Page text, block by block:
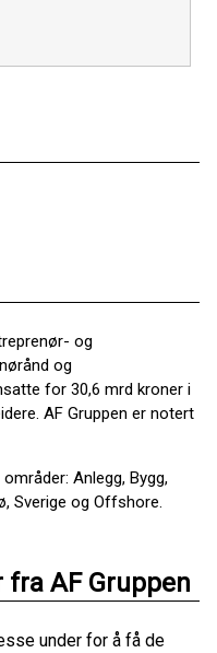
og
og
for 30,6 mrd kroner i
AF Gruppen er notert
Anlegg, Bygg,
Sverige og Offshore.
fra AF Gruppen
under for å få de